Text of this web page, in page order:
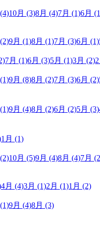
(4)10月 (3)8月 (4)7月 (1)6月
(2)9月 (1)8月 (1)7月 (3)6月 (1)
7月 (1)6月 (3)5月 (1)3月 (2)
(1)9月 (8)8月 (2)7月 (3)6月 (2)
(1)9月 (4)8月 (2)6月 (2)5月 (3)
1月 (1)
(2)10月 (5)9月 (4)8月 (4)7月
4月 (4)3月 (1)2月 (1)1月 (2)
(1)9月 (4)8月 (3)